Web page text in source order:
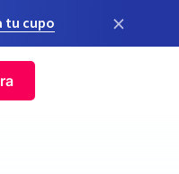
tu cupo ×